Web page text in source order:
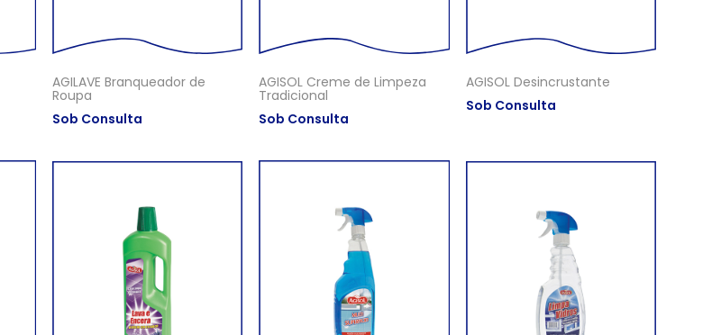
AGILAVE Branqueador de
Roupa
Sob Consulta
AGISOL Creme de Limpeza
Tradicional
Sob Consulta
AGISOL Desincrustante
Sob Consulta